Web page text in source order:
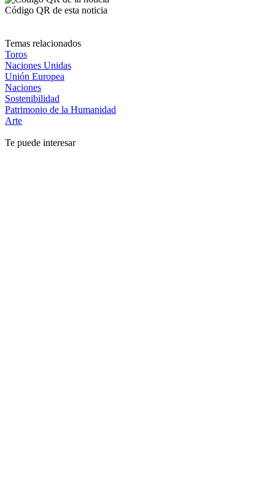
Código QR de esta noticia
Temas relacionados
Toros
Naciones Unidas
Unión Europea
Naciones
Sostenibilidad
Patrimonio de la Humanidad
Arte
Te puede interesar